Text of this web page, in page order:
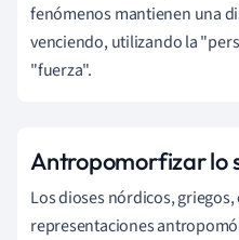
fenómenos mantienen una
venciendo, utilizando la
"fuerza".
Antropomorfizar lo
Los dioses nórdicos,
representaciones